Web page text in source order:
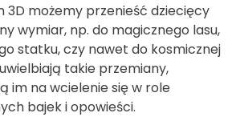
możemy przenieść dziecięcy
wymiar, np. do magicznego lasu,
statku, czy nawet do kosmicznej
takie przemiany,
im na wcielenie się w role
bajek i opowieści.